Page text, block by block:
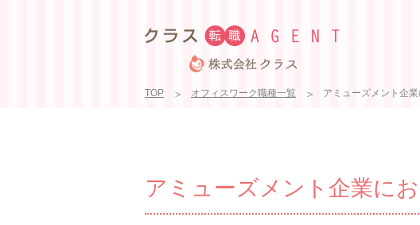
TOP オフィスワーク職種一覧 アミューズメント企
アミューズメント企業に